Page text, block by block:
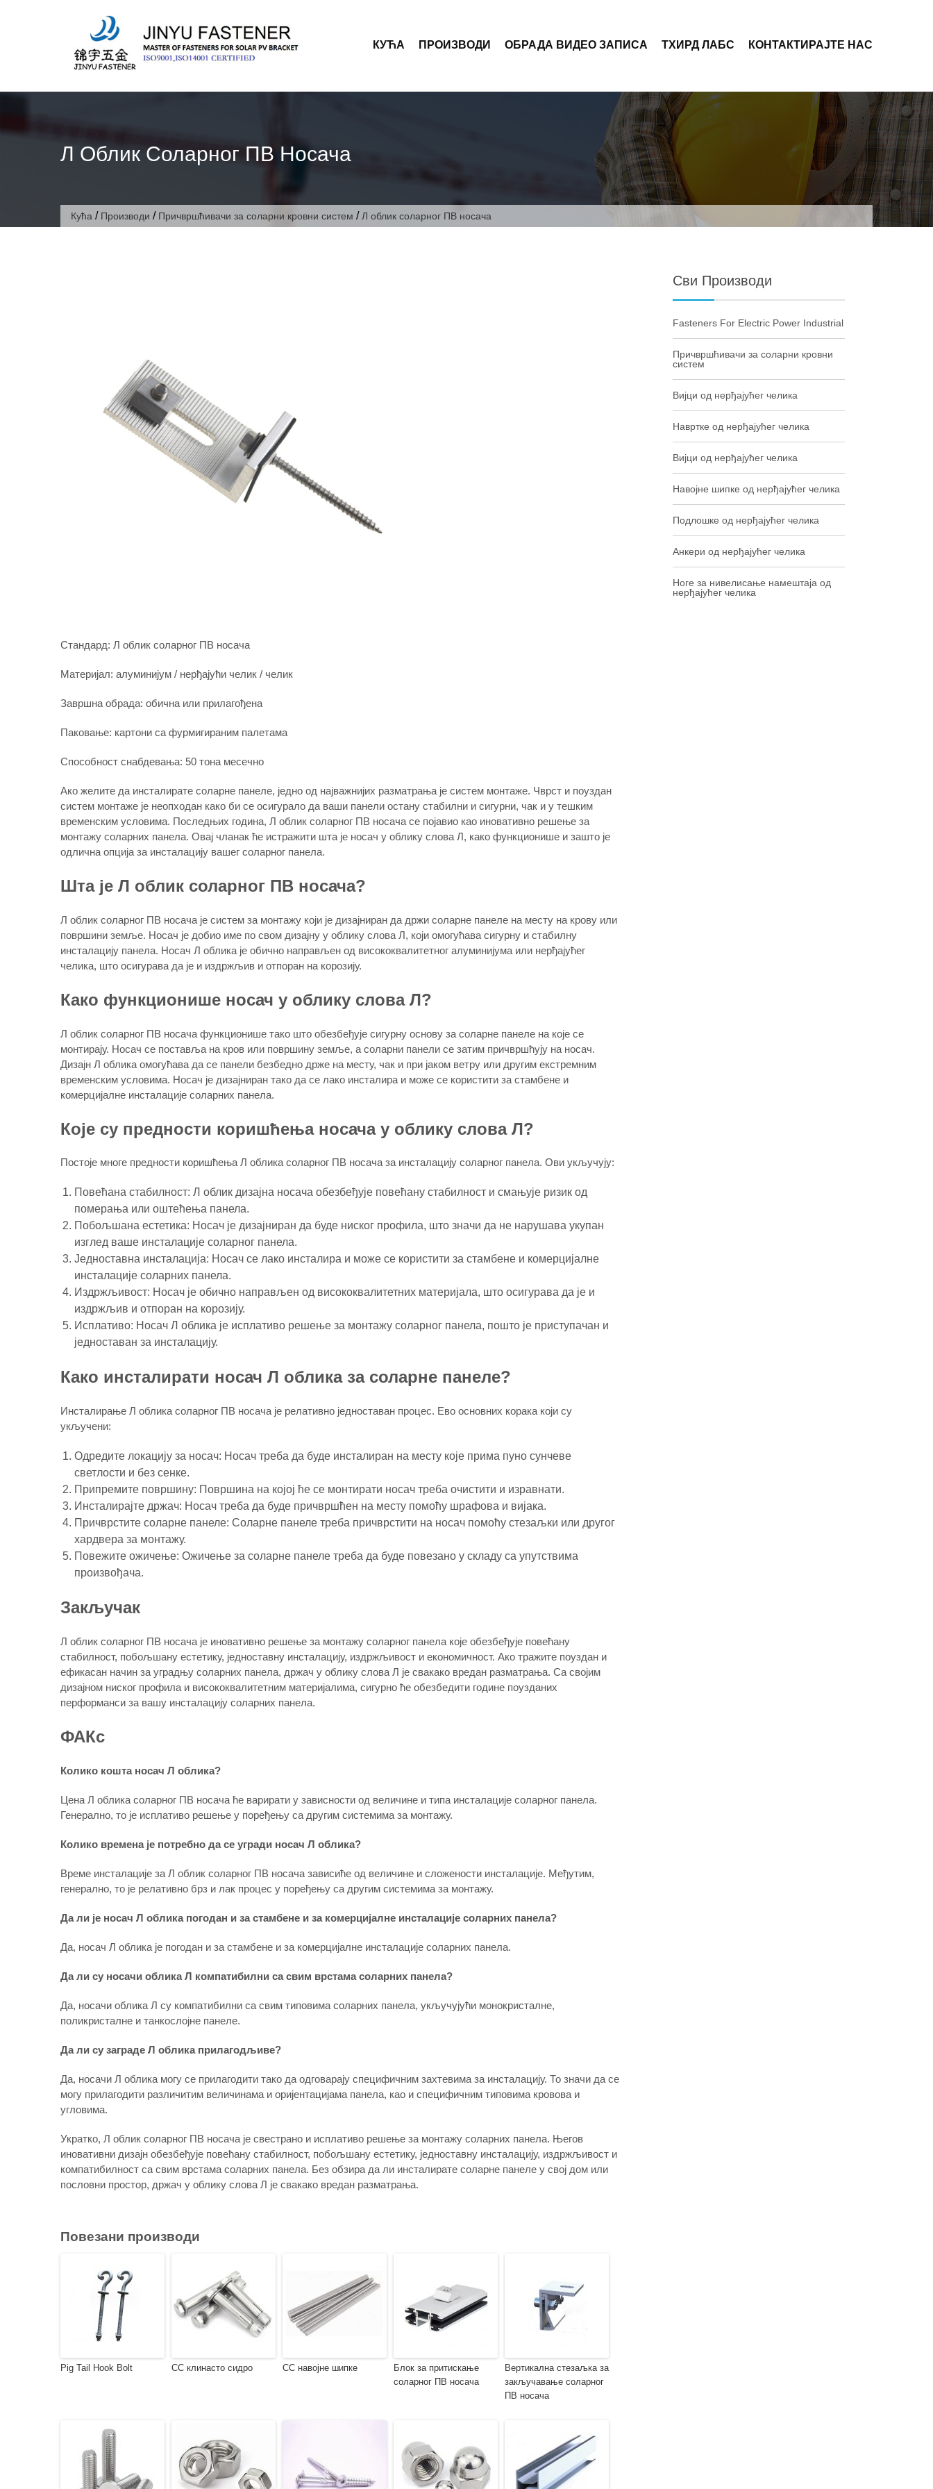
КУЋА ПРОИЗВОДИ ОБРАДА ВИДЕО ЗАПИСА ТХИРД ЛАБС КОНТАКТИРАЈТЕ НАС
Л Облик Соларног ПВ Носача
Кућа / Производи / Причвршћивачи за соларни кровни систем / Л облик соларног ПВ носача
Стандард: Л облик соларног ПВ носача
Материјал: алуминијум / нерђајући челик / челик
Завршна обрада: обична или прилагођена
Паковање: картони са фурмигираним палетама
Способност снабдевања: 50 тона месечно
Ако желите да инсталирате соларне панеле, једно од најважнијих разматрања је систем монтаже. Чврст и поуздан
систем монтаже је неопходан како би се осигурало да ваши панели остану стабилни и сигурни, чак и у тешким
временским условима. Последњих година, Л облик соларног ПВ носача се појавио као иновативно решење за
монтажу соларних панела. Овај чланак ће истражити шта је носач у облику слова Л, како функционише и зашто је
одлична опција за инсталацију вашег соларног панела.
Шта је Л облик соларног ПВ носача?
Л облик соларног ПВ носача је систем за монтажу који је дизајниран да држи соларне панеле на месту на крову или
површини земље. Носач је добио име по свом дизајну у облику слова Л, који омогућава сигурну и стабилну
инсталацију панела. Носач Л облика је обично направљен од висококвалитетног алуминијума или нерђајућег
челика, што осигурава да је и издржљив и отпоран на корозију.
Како функционише носач у облику слова Л?
Л облик соларног ПВ носача функционише тако што обезбеђује сигурну основу за соларне панеле на које се
монтирају. Носач се поставља на кров или површину земље, а соларни панели се затим причвршћују на носач.
Дизајн Л облика омогућава да се панели безбедно држе на месту, чак и при јаком ветру или другим екстремним
временским условима. Носач је дизајниран тако да се лако инсталира и може се користити за стамбене и
комерцијалне инсталације соларних панела.
Које су предности коришћења носача у облику слова Л?
Постоје многе предности коришћења Л облика соларног ПВ носача за инсталацију соларног панела. Ови укључују:
Повећана стабилност: Л облик дизајна носача обезбеђује повећану стабилност и смањује ризик од
померања или оштећења панела.
Побољшана естетика: Носач је дизајниран да буде ниског профила, што значи да не нарушава укупан
изглед ваше инсталације соларног панела.
Једноставна инсталација: Носач се лако инсталира и може се користити за стамбене и комерцијалне
инсталације соларних панела.
Издржљивост: Носач је обично направљен од висококвалитетних материјала, што осигурава да је и
издржљив и отпоран на корозију.
Исплативо: Носач Л облика је исплативо решење за монтажу соларног панела, пошто је приступачан и
једноставан за инсталацију.
Како инсталирати носач Л облика за соларне панеле?
Инсталирање Л облика соларног ПВ носача је релативно једноставан процес. Ево основних корака који су
укључени:
Одредите локацију за носач: Носач треба да буде инсталиран на месту које прима пуно сунчеве
светлости и без сенке.
Припремите површину: Површина на којој ће се монтирати носач треба очистити и изравнати.
Инсталирајте држач: Носач треба да буде причвршћен на месту помоћу шрафова и вијака.
Причврстите соларне панеле: Соларне панеле треба причврстити на носач помоћу стезаљки или другог
хардвера за монтажу.
Повежите ожичење: Ожичење за соларне панеле треба да буде повезано у складу са упутствима
произвођача.
Закључак
Л облик соларног ПВ носача је иновативно решење за монтажу соларног панела које обезбеђује повећану
стабилност, побољшану естетику, једноставну инсталацију, издржљивост и економичност. Ако тражите поуздан и
ефикасан начин за уградњу соларних панела, држач у облику слова Л је свакако вредан разматрања. Са својим
дизајном ниског профила и висококвалитетним материјалима, сигурно ће обезбедити године поузданих
перформанси за вашу инсталацију соларних панела.
ФАКс
Колико кошта носач Л облика?
Цена Л облика соларног ПВ носача ће варирати у зависности од величине и типа инсталације соларног панела.
Генерално, то је исплативо решење у поређењу са другим системима за монтажу.
Колико времена је потребно да се угради носач Л облика?
Време инсталације за Л облик соларног ПВ носача зависиће од величине и сложености инсталације. Међутим,
генерално, то је релативно брз и лак процес у поређењу са другим системима за монтажу.
Да ли је носач Л облика погодан и за стамбене и за комерцијалне инсталације соларних панела?
Да, носач Л облика је погодан и за стамбене и за комерцијалне инсталације соларних панела.
Да ли су носачи облика Л компатибилни са свим врстама соларних панела?
Да, носачи облика Л су компатибилни са свим типовима соларних панела, укључујући монокристалне,
поликристалне и танкослојне панеле.
Да ли су заграде Л облика прилагодљиве?
Да, носачи Л облика могу се прилагодити тако да одговарају специфичним захтевима за инсталацију. То значи да се
могу прилагодити различитим величинама и оријентацијама панела, као и специфичним типовима кровова и
угловима.
Укратко, Л облик соларног ПВ носача је свестрано и исплативо решење за монтажу соларних панела. Његов
иновативни дизајн обезбеђује повећану стабилност, побољшану естетику, једноставну инсталацију, издржљивост и
компатибилност са свим врстама соларних панела. Без обзира да ли инсталирате соларне панеле у свој дом или
пословни простор, држач у облику слова Л је свакако вредан разматрања.
Повезани производи
Pig Tail Hook Bolt СС клинасто сидро СС навојне шипке
Блок за притискање
соларног ПВ носача
Вертикална стезаљка за
закључавање соларног
ПВ носача
Сви Производи
Fasteners For Electric Power Industrial
Причвршћивачи за соларни кровни
систем
Вијци од нерђајућег челика
Навртке од нерђајућег челика
Вијци од нерђајућег челика
Навојне шипке од нерђајућег челика
Подлошке од нерђајућег челика
Анкери од нерђајућег челика
Ноге за нивелисање намештаја од
нерђајућег челика